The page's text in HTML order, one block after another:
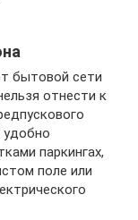
бытовой сети
отнести к
удобно
паркингах,
поле или